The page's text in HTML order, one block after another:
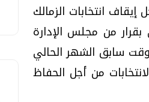
انتخابات الزمالك
من مجلس الإدارة
في وقت سابق الشهر الحالي
من أجل الحفاظ